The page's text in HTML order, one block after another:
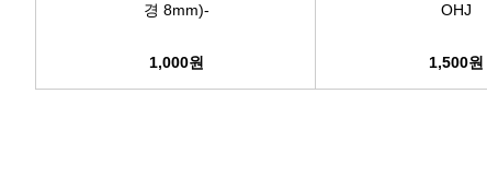
경 8mm)-
1,000원
OHJ
1,500원